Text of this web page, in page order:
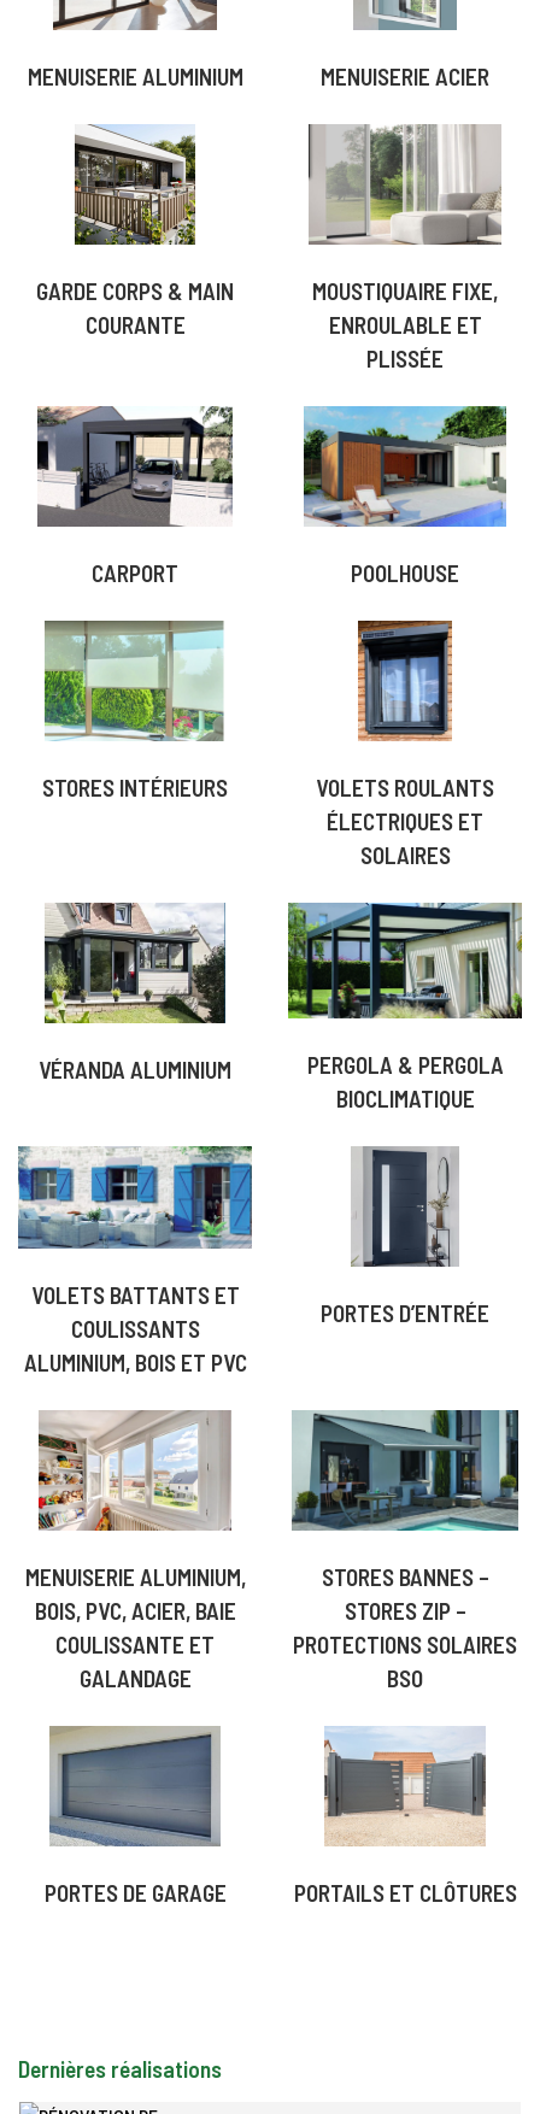
MENUISERIE ALUMINIUM MENUISERIE ACIER
GARDE CORPS & MAIN
COURANTE
MOUSTIQUAIRE FIXE,
ENROULABLE ET
PLISSÉE
CARPORT POOLHOUSE
STORES INTÉRIEURS
VOLETS ROULANTS
ÉLECTRIQUES ET
SOLAIRES
VÉRANDA ALUMINIUM
PERGOLA & PERGOLA
BIOCLIMATIQUE
VOLETS BATTANTS ET
COULISSANTS
ALUMINIUM, BOIS ET PVC
PORTES D’ENTRÉE
MENUISERIE ALUMINIUM,
BOIS, PVC, ACIER, BAIE
COULISSANTE ET
GALANDAGE
STORES BANNES –
STORES ZIP –
PROTECTIONS SOLAIRES
BSO
PORTES DE GARAGE PORTAILS ET CLÔTURES
Dernières réalisations